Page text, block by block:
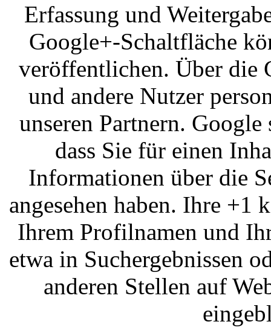
Erfassung und
Google+-Schaltfläche
veröffentlichen. Über die
und andere Nutzer
unseren Partnern.
dass Sie für einen
Informationen über die
angesehen haben. Ihre +1
Ihrem Profilnamen und
etwa in Suchergebnissen
anderen Stellen auf